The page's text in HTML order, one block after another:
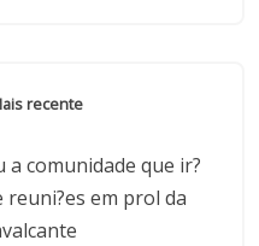
recente
comunidade que ir?
reuni?es em prol da